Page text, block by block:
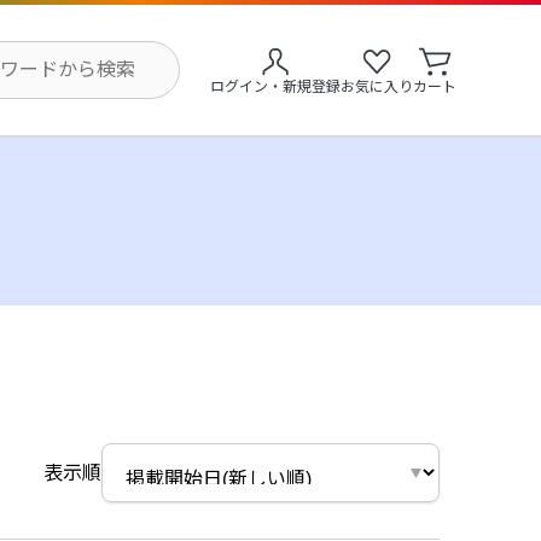
ログイン・新規登録お気に入り カート
表示順